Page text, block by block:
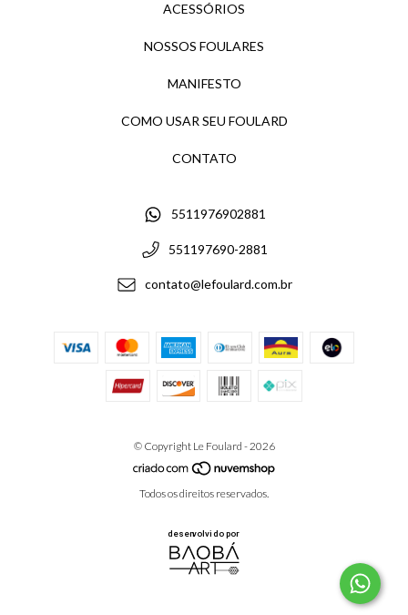
ACESSÓRIOS
NOSSOS FOULARES
MANIFESTO
COMO USAR SEU FOULARD
CONTATO
5511976902881
551197690-2881
contato@lefoulard.com.br
© Copyright Le Foulard - 2026
Todos os direitos reservados.